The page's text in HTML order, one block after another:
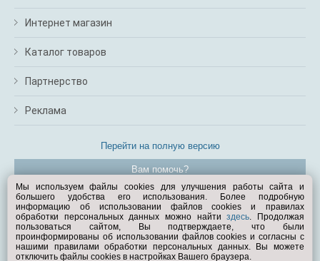
Интернет магазин
Каталог товаров
Партнерство
Реклама
Перейти на полную версию
Вам помочь?
© Exist.ru 1998—2026
Мы используем файлы cookies для улучшения работы сайта и
большего удобства его использования. Более подробную
информацию об использовании файлов cookies и правилах
обработки персональных данных можно найтиздесь. Продолжая
пользоваться сайтом, Вы подтверждаете, что были
проинформированы об использовании файлов cookies и согласны с
нашими правилами обработки персональных данных. Вы можете
отключить файлы cookies в настройках Вашего браузера.